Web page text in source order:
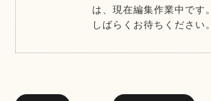
は、現在編集作業中です。
しばらくお待ちください。